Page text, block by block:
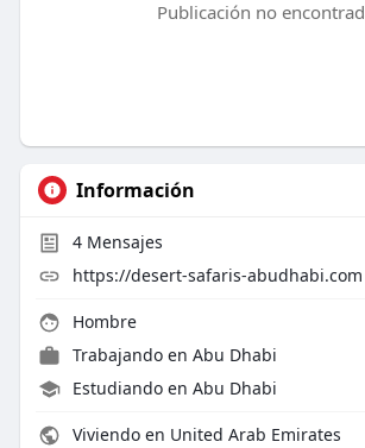
Publicación no
Información
4Mensajes
https://desert-safaris-abudhabi.com
Hombre
Trabajando en Abu Dhabi
Estudiando en Abu Dhabi
Viviendo en United Arab Emirates